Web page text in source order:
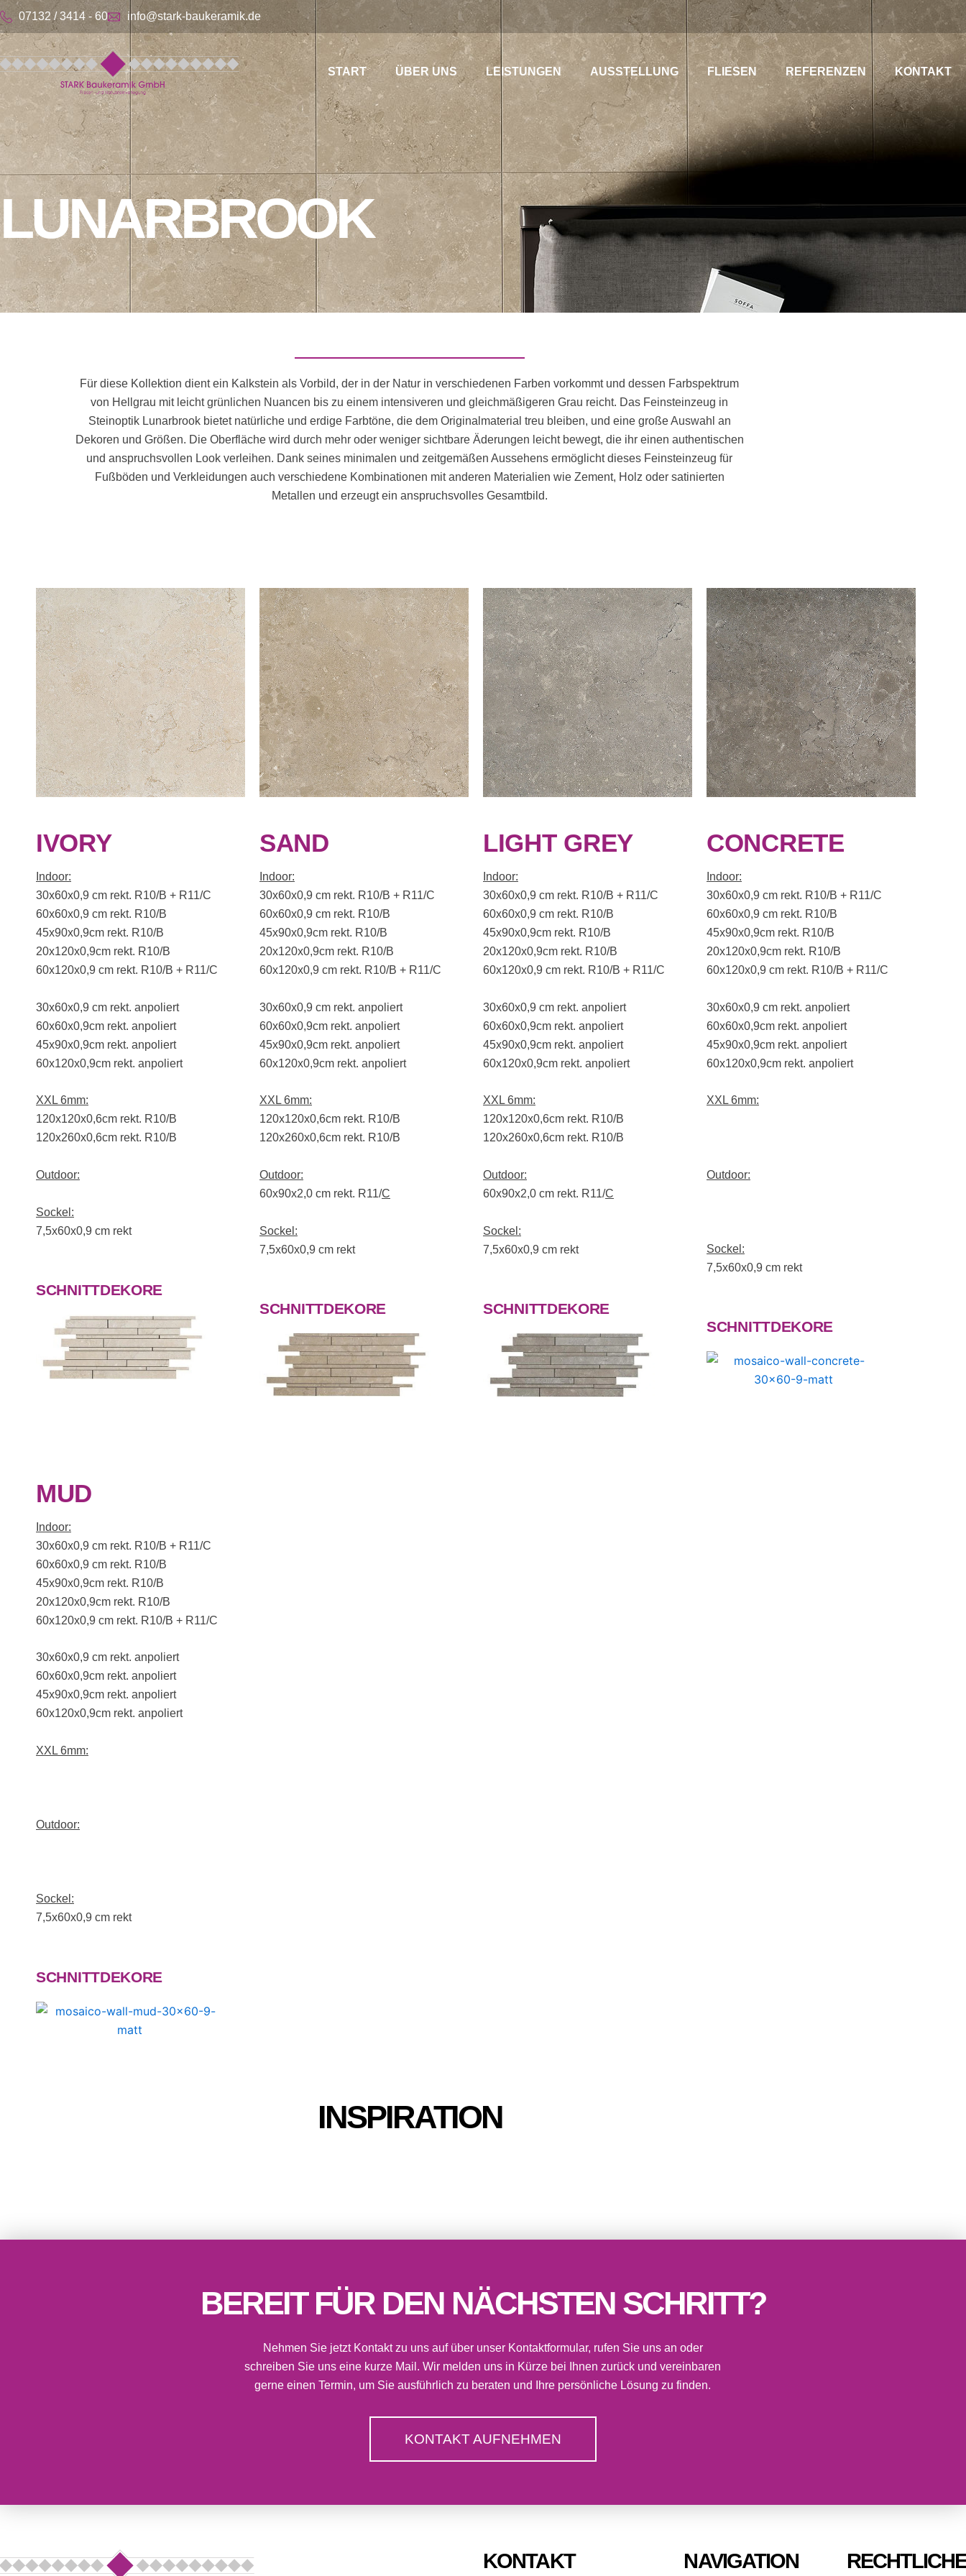
Zum
Inhalt
springen
07132 / 3414 - 60 info@stark-baukeramik.de
START ÜBER UNS LEISTUNGEN AUSSTELLUNG FLIESEN REFERENZEN KONTAKT
LUNARBROOK
Für diese Kollektion dient ein Kalkstein als Vorbild, der in der Natur in verschiedenen Farben vorkommt und dessen Farbspektrum
von Hellgrau mit leicht grünlichen Nuancen bis zu einem intensiveren und gleichmäßigeren Grau reicht. Das Feinsteinzeug in
Steinoptik Lunarbrook bietet natürliche und erdige Farbtöne, die dem Originalmaterial treu bleiben, und eine große Auswahl an
Dekoren und Größen. Die Oberfläche wird durch mehr oder weniger sichtbare Äderungen leicht bewegt, die ihr einen authentischen
und anspruchsvollen Look verleihen. Dank seines minimalen und zeitgemäßen Aussehens ermöglicht dieses Feinsteinzeug für
Fußböden und Verkleidungen auch verschiedene Kombinationen mit anderen Materialien wie Zement, Holz oder satinierten
Metallen und erzeugt ein anspruchsvolles Gesamtbild.
IVORY
Indoor:
30x60x0,9 cm rekt. R10/B + R11/C
60x60x0,9 cm rekt. R10/B
45x90x0,9cm rekt. R10/B
20x120x0,9cm rekt. R10/B
60x120x0,9 cm rekt. R10/B + R11/C
30x60x0,9 cm rekt. anpoliert
60x60x0,9cm rekt. anpoliert
45x90x0,9cm rekt. anpoliert
60x120x0,9cm rekt. anpoliert
XXL 6mm:
120x120x0,6cm rekt. R10/B
120x260x0,6cm rekt. R10/B
Outdoor:
Sockel:
7,5x60x0,9 cm rekt
SCHNITTDEKORE
SAND
Indoor:
30x60x0,9 cm rekt. R10/B + R11/C
60x60x0,9 cm rekt. R10/B
45x90x0,9cm rekt. R10/B
20x120x0,9cm rekt. R10/B
60x120x0,9 cm rekt. R10/B + R11/C
30x60x0,9 cm rekt. anpoliert
60x60x0,9cm rekt. anpoliert
45x90x0,9cm rekt. anpoliert
60x120x0,9cm rekt. anpoliert
XXL 6mm:
120x120x0,6cm rekt. R10/B
120x260x0,6cm rekt. R10/B
Outdoor:
60x90x2,0 cm rekt. R11/C
Sockel:
7,5x60x0,9 cm rekt
SCHNITTDEKORE
LIGHT GREY
Indoor:
30x60x0,9 cm rekt. R10/B + R11/C
60x60x0,9 cm rekt. R10/B
45x90x0,9cm rekt. R10/B
20x120x0,9cm rekt. R10/B
60x120x0,9 cm rekt. R10/B + R11/C
30x60x0,9 cm rekt. anpoliert
60x60x0,9cm rekt. anpoliert
45x90x0,9cm rekt. anpoliert
60x120x0,9cm rekt. anpoliert
XXL 6mm:
120x120x0,6cm rekt. R10/B
120x260x0,6cm rekt. R10/B
Outdoor:
60x90x2,0 cm rekt. R11/C
Sockel:
7,5x60x0,9 cm rekt
SCHNITTDEKORE
CONCRETE
Indoor:
30x60x0,9 cm rekt. R10/B + R11/C
60x60x0,9 cm rekt. R10/B
45x90x0,9cm rekt. R10/B
20x120x0,9cm rekt. R10/B
60x120x0,9 cm rekt. R10/B + R11/C
30x60x0,9 cm rekt. anpoliert
60x60x0,9cm rekt. anpoliert
45x90x0,9cm rekt. anpoliert
60x120x0,9cm rekt. anpoliert
XXL 6mm:
Outdoor:
Sockel:
7,5x60x0,9 cm rekt
SCHNITTDEKORE
MUD
Indoor:
30x60x0,9 cm rekt. R10/B + R11/C
60x60x0,9 cm rekt. R10/B
45x90x0,9cm rekt. R10/B
20x120x0,9cm rekt. R10/B
60x120x0,9 cm rekt. R10/B + R11/C
30x60x0,9 cm rekt. anpoliert
60x60x0,9cm rekt. anpoliert
45x90x0,9cm rekt. anpoliert
60x120x0,9cm rekt. anpoliert
XXL 6mm:
Outdoor:
Sockel:
7,5x60x0,9 cm rekt
SCHNITTDEKORE
INSPIRATION
BEREIT FÜR DEN NÄCHSTEN SCHRITT?
Nehmen Sie jetzt Kontakt zu uns auf über unser Kontaktformular, rufen Sie uns an oder
schreiben Sie uns eine kurze Mail. Wir melden uns in Kürze bei Ihnen zurück und vereinbaren
gerne einen Termin, um Sie ausführlich zu beraten und Ihre persönliche Lösung zu finden.
KONTAKT AUFNEHMEN
KONTAKT NAVIGATION